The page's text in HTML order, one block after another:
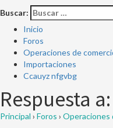
Buscar:
Inicio
Foros
Operaciones de
Importaciones
Ccauyz nfgvbg
Respuesta
Principal › Foros › Operaciones